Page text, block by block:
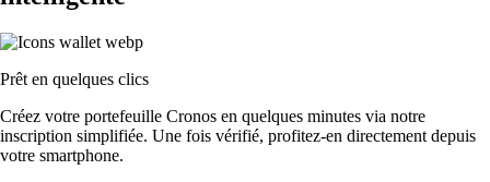
Prêt en quelques clics
Créez votre portefeuille Cronos en quelques minutes via notre
inscription simplifiée. Une fois vérifié, profitez-en directement depuis
votre smartphone.